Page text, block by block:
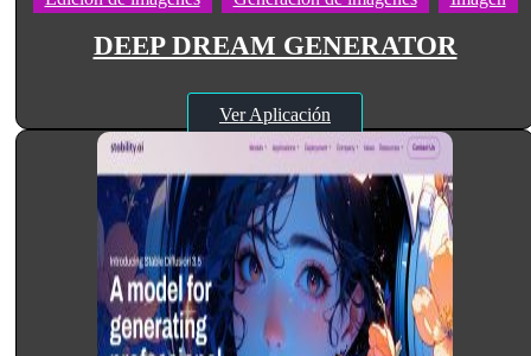
DEEP DREAM GENERATOR
Ver Aplicación